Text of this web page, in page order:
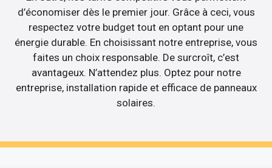
d’économiser dès le premier jour. Grâce à ceci, vous
respectez votre budget tout en optant pour une
énergie durable. En choisissant notre entreprise, vous
faites un choix responsable. De surcroît, c’est
avantageux. N’attendez plus. Optez pour notre
entreprise, installation rapide et efficace de panneaux
solaires.